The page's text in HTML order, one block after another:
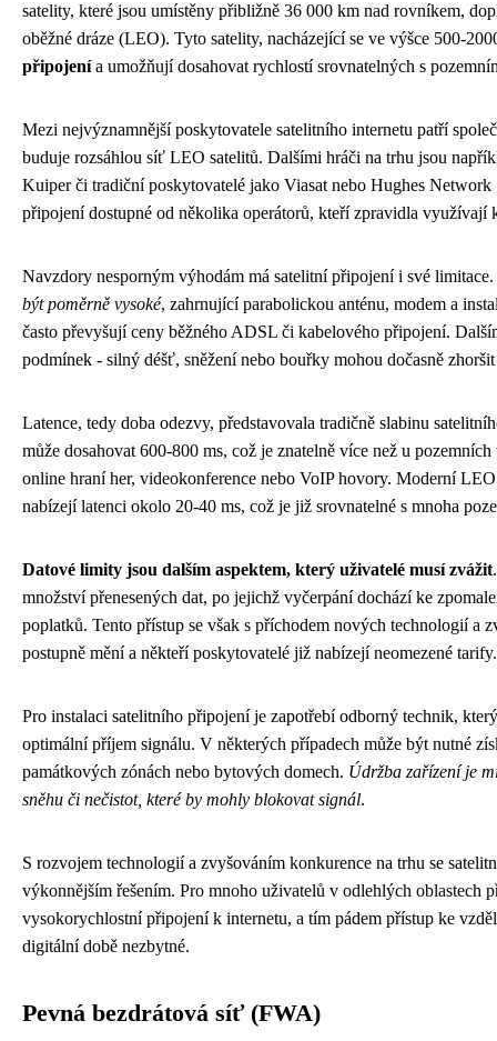
satelity, které jsou umístěny přibližně 36 000 km nad rovníkem,
oběžné dráze (LEO). Tyto satelity, nacházející se ve výšce 500-
připojenía umožňují dosahovat rychlostí srovnatelných s
Mezi nejvýznamnější poskytovatele satelitního internetu patří
buduje rozsáhlou síť LEO satelitů. Dalšími hráči na trhu jsou
Kuiper či tradiční poskytovatelé jako Viasat nebo Hughes Network
připojení dostupné od několika operátorů, kteří zpravidla využívají
Navzdory nesporným výhodám má satelitní připojení i své limitace.
být poměrně vysoké, zahrnující parabolickou anténu, modem a
často převyšují ceny běžného ADSL či kabelového připojení.
podmínek - silný déšť, sněžení nebo bouřky mohou dočasně
Latence, tedy doba odezvy, představovala tradičně slabinu
může dosahovat 600-800 ms, což je znatelně více než u
online hraní her, videokonference nebo VoIP hovory. Moderní
nabízejí latenci okolo 20-40 ms, což je již srovnatelné s mnoha
Datové limity jsou dalším aspektem, který uživatelé musí zvážit
množství přenesených dat, po jejichž vyčerpání dochází ke
poplatků. Tento přístup se však s příchodem nových technologií a
postupně mění a někteří poskytovatelé již nabízejí neomezené tarify.
Pro instalaci satelitního připojení je zapotřebí odborný technik,
optimální příjem signálu. V některých případech může být nutné
památkových zónách nebo bytových domech. Údržba zařízení je
sněhu či nečistot, které by mohly blokovat signál.
S rozvojem technologií a zvyšováním konkurence na trhu se
výkonnějším řešením. Pro mnoho uživatelů v odlehlých oblastech
vysokorychlostní připojení k internetu, a tím pádem přístup ke
digitální době nezbytné.
Pevná bezdrátová síť (FWA)